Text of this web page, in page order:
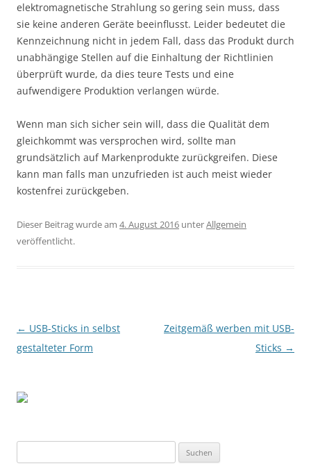
elektromagnetische Strahlung so gering sein muss, dass
sie keine anderen Geräte beeinflusst. Leider bedeutet die
Kennzeichnung nicht in jedem Fall, dass das Produkt durch
unabhängige Stellen auf die Einhaltung der Richtlinien
überprüft wurde, da dies teure Tests und eine
aufwendigere Produktion verlangen würde.
Wenn man sich sicher sein will, dass die Qualität dem
gleichkommt was versprochen wird, sollte man
grundsätzlich auf Markenprodukte zurückgreifen. Diese
kann man falls man unzufrieden ist auch meist wieder
kostenfrei zurückgeben.
Dieser Beitrag wurde am 4. August 2016 unterAllgemein
veröffentlicht.
Beitragsnavigation
← USB-Sticks in selbst
gestalteter Form
Zeitgemäß werben mit USB-
Sticks →